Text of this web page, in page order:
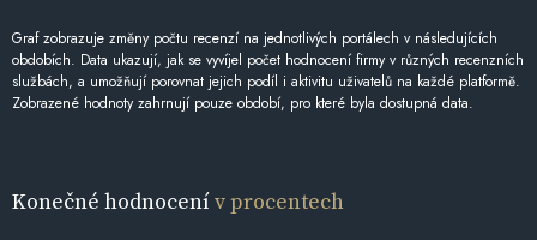
Graf zobrazuje změny počtu recenzí na jednotlivých portálech v následujících
obdobích. Data ukazují, jak se vyvíjel počet hodnocení firmy v různých recenzních
službách, a umožňují porovnat jejich podíl i aktivitu uživatelů na každé platformě.
Zobrazené hodnoty zahrnují pouze období, pro které byla dostupná data.
Konečné hodnocenív procentech